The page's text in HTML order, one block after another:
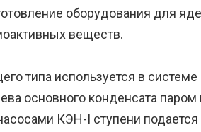
оборудования для
веществ.
типа используется в системе
основного конденсата паром
КЭН-I ступени